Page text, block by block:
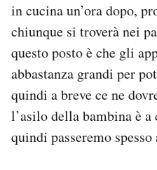
in cucina un’ora dopo,
chiunque si troverà nei
questo posto è che gli
abbastanza grandi per
quindi a breve ce ne
l’asilo della bambina è
quindi passeremo spesso